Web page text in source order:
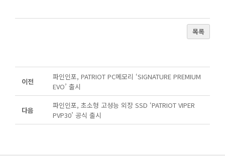
목록
이전
파인인포, PATRIOT PC메모리 ‘SIGNATURE PREMIUM
EVO’ 출시
다음
파인인포, 초소형 고성능 외장 SSD ‘PATRIOT VIPER
PVP30’ 공식 출시